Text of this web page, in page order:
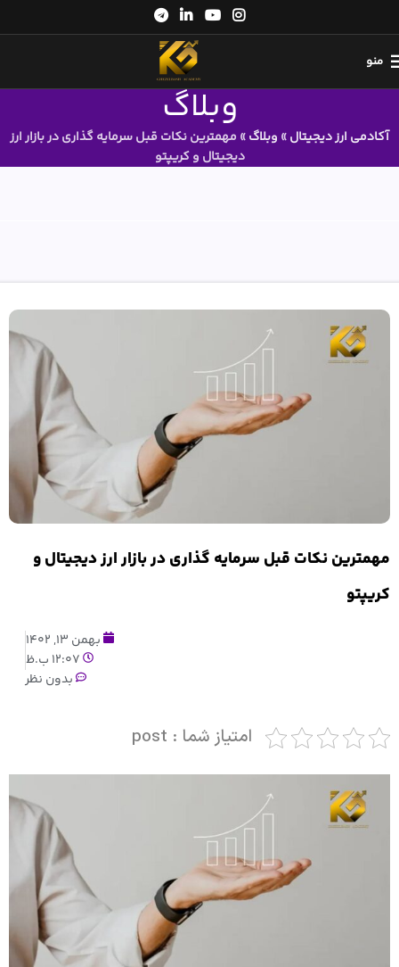
منو
وبلاگ
آکادمی ارز دیجیتال» وبلاگ» مهمترین نکات قبل سرمایه گذاری در بازار ارز
دیجیتال و کریپتو
مهمترین نکات قبل سرمایه گذاری در بازار ارز دیجیتال و
کریپتو
بهمن 13, 1402
12:07 ب.ظ
بدون نظر
امتیاز شما : post